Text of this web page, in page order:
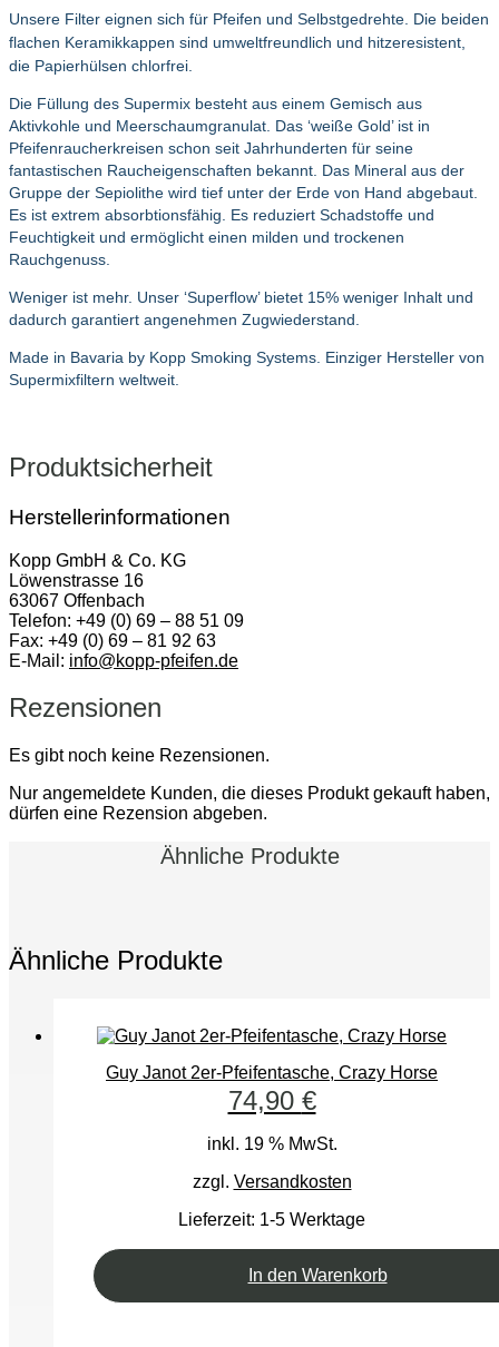
Unsere Filter eignen sich für Pfeifen und Selbstgedrehte. Die beiden
flachen Keramikkappen sind umweltfreundlich und hitzeresistent,
die Papierhülsen chlorfrei.
Die Füllung des Supermix besteht aus einem Gemisch aus
Aktivkohle und Meerschaumgranulat. Das ‘weiße Gold’ ist in
Pfeifenraucherkreisen schon seit Jahrhunderten für seine
fantastischen Raucheigenschaften bekannt. Das Mineral aus der
Gruppe der Sepiolithe wird tief unter der Erde von Hand abgebaut.
Es ist extrem absorbtionsfähig. Es reduziert Schadstoffe und
Feuchtigkeit und ermöglicht einen milden und trockenen
Rauchgenuss.
Weniger ist mehr. Unser ‘Superflow’ bietet 15% weniger Inhalt und
dadurch garantiert angenehmen Zugwiederstand.
Made in Bavaria by Kopp Smoking Systems. Einziger Hersteller von
Supermixfiltern weltweit.
Produktsicherheit
Herstellerinformationen
Kopp GmbH & Co. KG
Löwenstrasse 16
63067 Offenbach
Telefon: +49 (0) 69 – 88 51 09
Fax: +49 (0) 69 – 81 92 63
E-Mail: info@kopp-pfeifen.de
Rezensionen
Es gibt noch keine Rezensionen.
Nur angemeldete Kunden, die dieses Produkt gekauft haben,
dürfen eine Rezension abgeben.
Ähnliche Produkte
Ähnliche Produkte
Guy Janot 2er-Pfeifentasche, Crazy Horse
74,90 €
inkl. 19 % MwSt.
zzgl. Versandkosten
Lieferzeit: 1-5 Werktage
In den Warenkorb